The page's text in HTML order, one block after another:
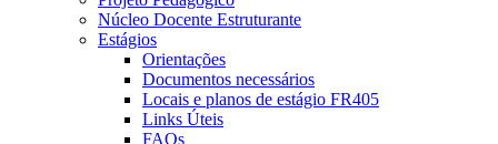
Núcleo Docente Estruturante
Estágios
Orientações
Documentos necessários
Locais e planos de estágio FR405
Links Úteis
FAQs